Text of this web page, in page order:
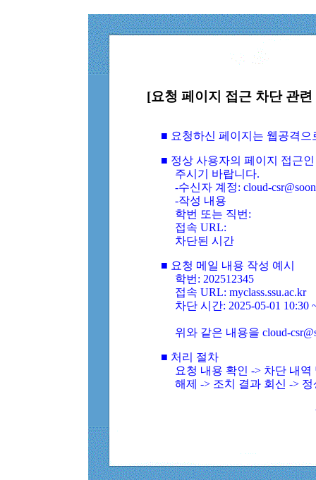
[요청 페이지 접근 차단 관
■ 요청하신 페이지는 웹공격
■ 정상 사용자의 페이지 접근
주시기 바랍니다.
-수신자 계정: cloud-
-작성 내용
학번 또는 직번:
접속 URL:
차단된 시간
■ 요청 메일 내용 작성 예시
학번: 202512345
접속 URL: myclass.ssu.ac.kr
차단 시간: 2025-05-01 10:30
위와 같은 내용을 cloud-
■ 처리 절차
요청 내용 확인 -> 차단 내
해제 -> 조치 결과 회신 ->